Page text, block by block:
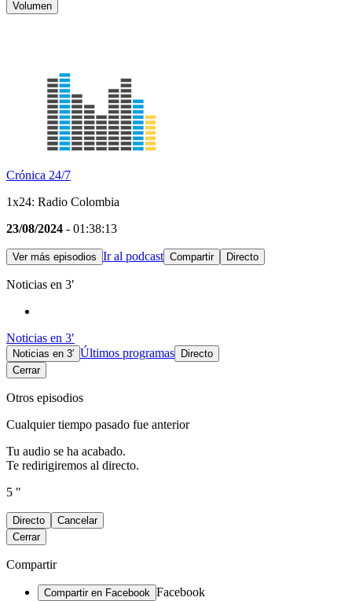
Volumen
Crónica 24/7
1x24: Radio Colombia
23/08/2024 - 01:38:13
Ver más episodios Ir al podcast Compartir Directo
Noticias en 3′
Noticias en 3′
Noticias en 3′ Últimos programas
Directo
Cerrar
Otros episodios
Cualquier tiempo pasado fue anterior
Tu audio se ha acabado.
Te redirigiremos al directo.
5 "
Directo
Cancelar
Cerrar
Compartir
Compartir en Facebook Facebook